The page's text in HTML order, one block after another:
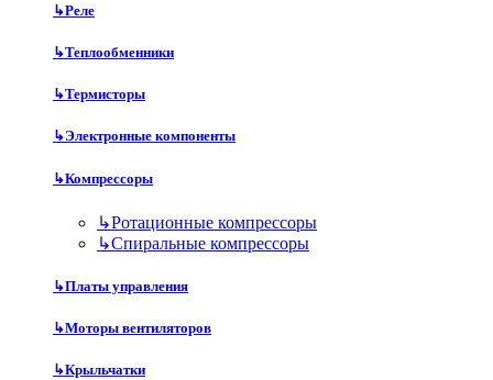
↳Реле
↳Теплообменники
↳Термисторы
↳Электронные компоненты
↳Компрессоры
↳Ротационные компрессоры
↳Спиральные компрессоры
↳Платы управления
↳Моторы вентиляторов
↳Крыльчатки